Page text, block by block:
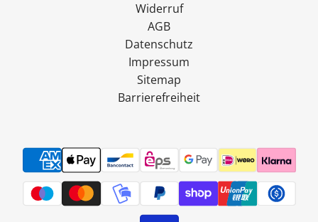
Widerruf
AGB
Datenschutz
Impressum
Sitemap
Barrierefreiheit